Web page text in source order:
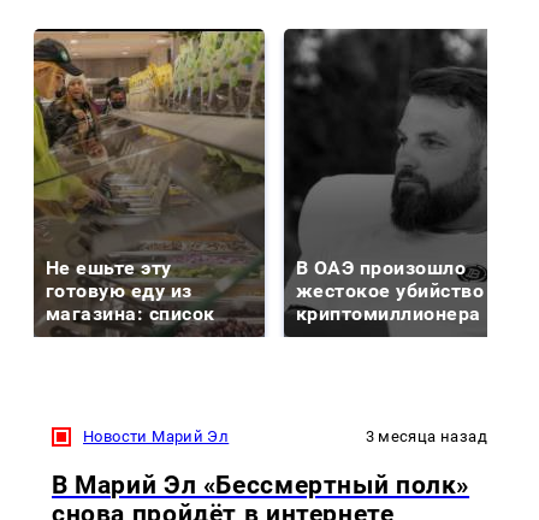
Не ешьте эту
готовую еду из
магазина: список
В ОАЭ произошло
жестокое убийство
криптомиллионера
Новости Марий Эл 3 месяца назад
В Марий Эл «Бессмертный полк»